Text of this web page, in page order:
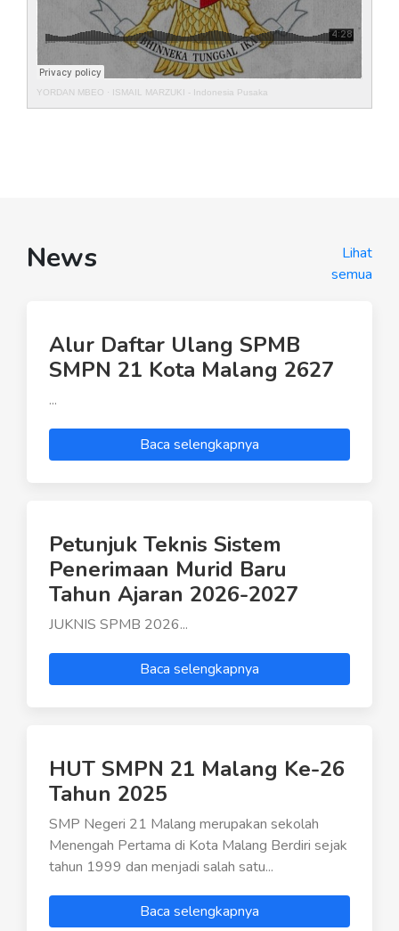
YORDAN MBEO · ISMAIL MARZUKI - Indonesia Pusaka
News
Lihat
semua
Alur Daftar Ulang SPMB
SMPN 21 Kota Malang 2627
...
Baca selengkapnya
Petunjuk Teknis Sistem
Penerimaan Murid Baru
Tahun Ajaran 2026-2027
JUKNIS SPMB 2026...
Baca selengkapnya
HUT SMPN 21 Malang Ke-26
Tahun 2025
SMP Negeri 21 Malang merupakan sekolah
Menengah Pertama di Kota Malang Berdiri sejak
tahun 1999 dan menjadi salah satu...
Baca selengkapnya